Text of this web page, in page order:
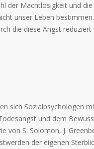
der Machtlosigkeit und
unser Leben
die diese Angst reduziert
sich Sozialpsychologen
und dem
von S. Solomon, J.
der eigenen